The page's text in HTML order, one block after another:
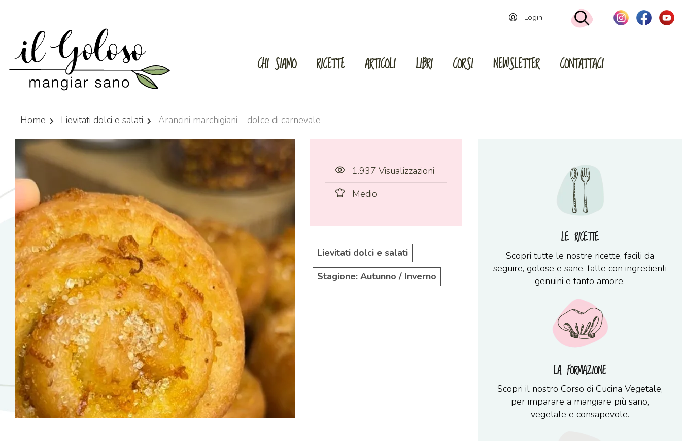
Login
CHI SIAMO RICETTE ARTICOLI LIBRI CORSI NEWSLETTER CONTATTACI
Home Lievitati dolci e salati Arancini marchigiani – dolce di carnevale
1.937 Visualizzazioni
Medio
Lievitati dolci e salati
Stagione: Autunno / Inverno
LE RICETTE
Scopri tutte le nostre ricette, facili da
seguire, golose e sane, fatte con ingredienti
genuini e tanto amore.
LA FORMAZIONE
Scopri il nostro Corso di Cucina Vegetale,
per imparare a mangiare più sano,
vegetale e consapevole.